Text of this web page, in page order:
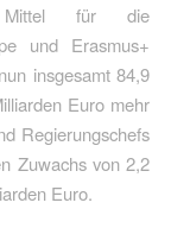
Mittel für die
und Erasmus+
insgesamt 84,9
Euro mehr
Regierungschefs
Zuwachs von 2,2
Euro.